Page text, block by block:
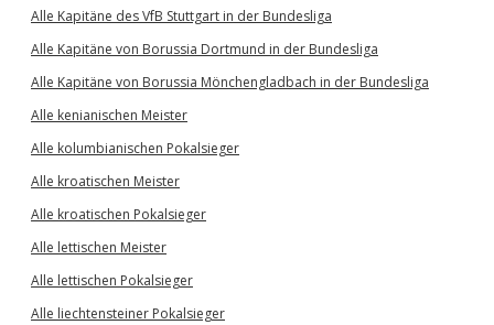
Alle Kapitäne des VfB Stuttgart in der Bundesliga
Alle Kapitäne von Borussia Dortmund in der Bundesliga
Alle Kapitäne von Borussia Mönchengladbach in der Bundesliga
Alle kenianischen Meister
Alle kolumbianischen Pokalsieger
Alle kroatischen Meister
Alle kroatischen Pokalsieger
Alle lettischen Meister
Alle lettischen Pokalsieger
Alle liechtensteiner Pokalsieger